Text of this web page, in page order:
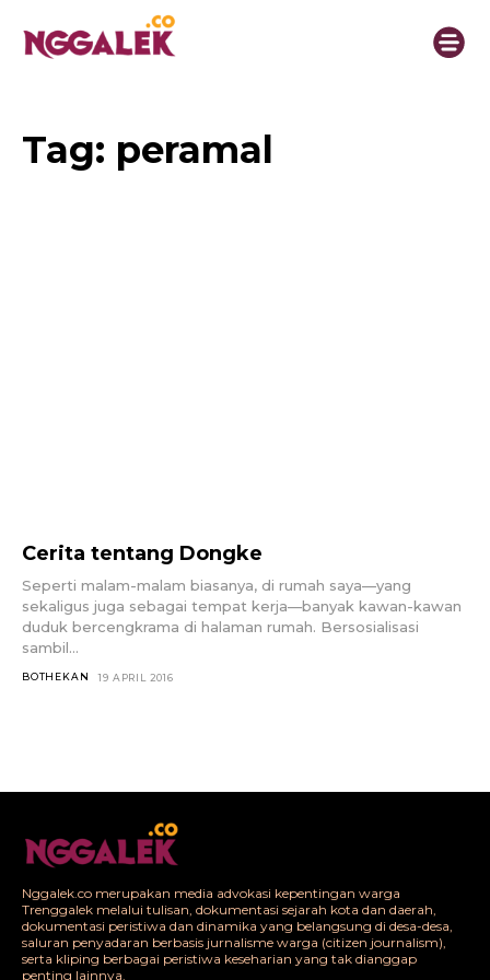
Tag: peramal
Cerita tentang Dongke
Seperti malam-malam biasanya, di rumah saya—yang
sekaligus juga sebagai tempat kerja—banyak kawan-kawan
duduk bercengkrama di halaman rumah. Bersosialisasi
sambil...
BOTHEKAN 19 APRIL 2016
Nggalek.co merupakan media advokasi kepentingan warga
Trenggalek melalui tulisan, dokumentasi sejarah kota dan daerah,
dokumentasi peristiwa dan dinamika yang belangsung di desa-desa,
saluran penyadaran berbasis jurnalisme warga (citizen journalism),
serta kliping berbagai peristiwa keseharian yang tak dianggap
penting lainnya.